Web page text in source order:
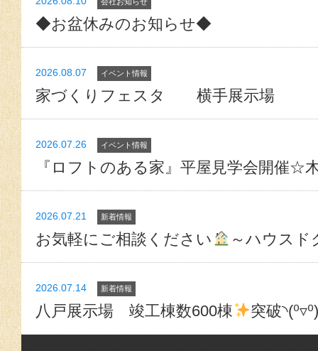
◆お盆休みのお知らせ◆
2026.08.07 イベント情報
家づくりフェスタ 横手展示場
2026.07.26 イベント情報
『ロフトのある家』平屋見学会開催☆
2026.07.21 新着情報
お気軽にご相談ください ～ハウスド
2026.07.14 新着情報
八戸展示場 竣工棟数600棟 突破